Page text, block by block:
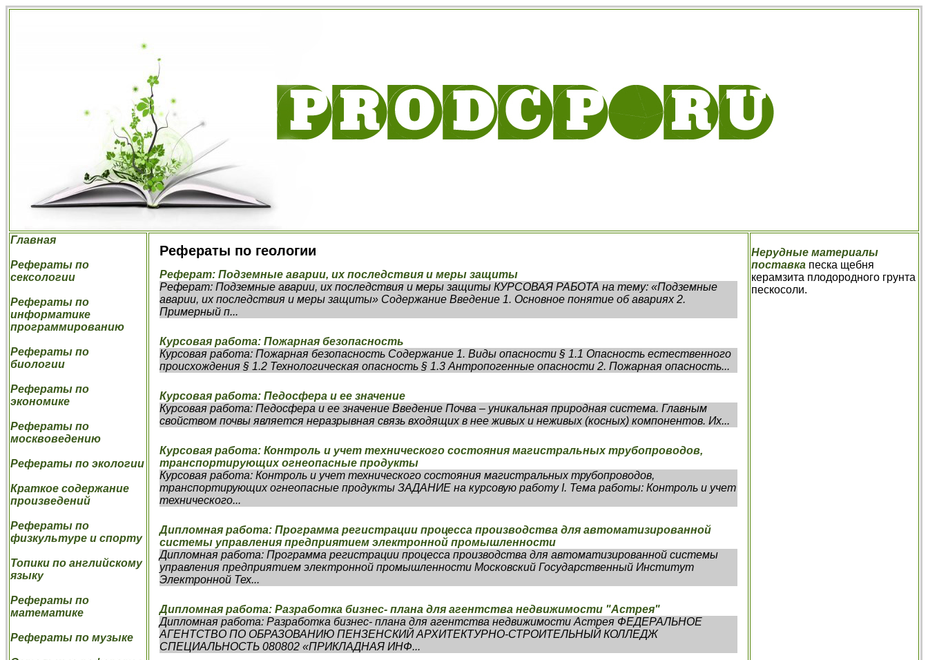
Главная
Рефераты по
сексологии
Рефераты по
информатике
программированию
Рефераты по
биологии
Рефераты по
экономике
Рефераты по
москвоведению
Рефераты по экологии
Краткое содержание
произведений
Рефераты по
физкультуре и спорту
Топики по английскому
языку
Рефераты по
математике
Рефераты по музыке
Рефераты по геологии
Реферат: Подземные аварии, их последствия и меры защиты
Реферат: Подземные аварии, их последствия и меры защиты КУРСОВАЯ РАБОТА на тему: «Подземные
аварии, их последствия и меры защиты» Содержание Введение 1. Основное понятие об авариях 2.
Примерный п...
Курсовая работа: Пожарная безопасность
Курсовая работа: Пожарная безопасность Содержание 1. Виды опасности § 1.1 Опасность естественного
происхождения § 1.2 Технологическая опасность § 1.3 Антропогенные опасности 2. Пожарная опасность...
Курсовая работа: Педосфера и ее значение
Курсовая работа: Педосфера и ее значение Введение Почва – уникальная природная система. Главным
свойством почвы является неразрывная связь входящих в нее живых и неживых (косных) компонентов. Их...
Курсовая работа: Контроль и учет технического состояния магистральных трубопроводов,
транспортирующих огнеопасные продукты
Курсовая работа: Контроль и учет технического состояния магистральных трубопроводов,
транспортирующих огнеопасные продукты ЗАДАНИЕ на курсовую работу I. Тема работы: Контроль и учет
технического...
Дипломная работа: Программа регистрации процесса производства для автоматизированной
системы управления предприятием электронной промышленности
Дипломная работа: Программа регистрации процесса производства для автоматизированной системы
управления предприятием электронной промышленности Московский Государственный Институт
Электронной Тех...
Дипломная работа: Разработка бизнес- плана для агентства недвижимости "Астрея"
Дипломная работа: Разработка бизнес- плана для агентства недвижимости Астрея ФЕДЕРАЛЬНОЕ
АГЕНТСТВО ПО ОБРАЗОВАНИЮ ПЕНЗЕНСКИЙ АРХИТЕКТУРНО-СТРОИТЕЛЬНЫЙ КОЛЛЕДЖ
СПЕЦИАЛЬНОСТЬ 080802 «ПРИКЛАДНАЯ ИНФ...
Нерудные материалы
поставка песка щебня
керамзита плодородного грунта
пескосоли.